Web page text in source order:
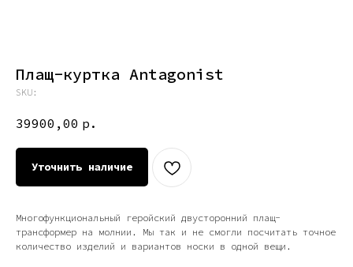
Плащ-куртка Antagonist
SKU:
39900,00 р.
Уточнить наличие
Многофункциональный геройский двусторонний плащ-
трансформер на молнии. Мы так и не смогли посчитать точное
количество изделий и вариантов носки в одной вещи.